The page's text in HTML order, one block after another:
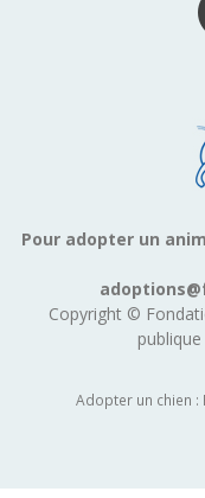
Pour adopter un
Copyright ©
Adopter un chien :